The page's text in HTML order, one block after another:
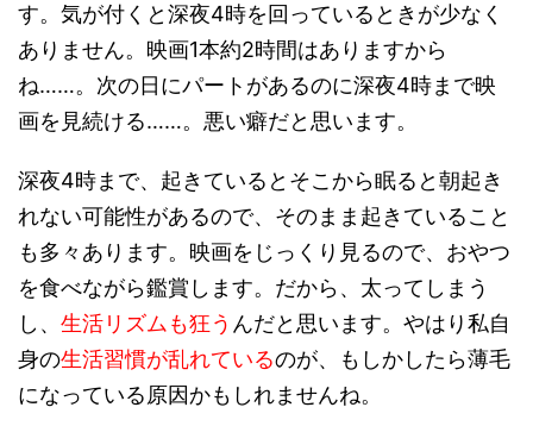
す。気が付くと深夜4時を回っているときが少なく
ありません。映画1本約2時間はありますから
ね……。次の日にパートがあるのに深夜4時まで映
画を見続ける……。悪い癖だと思います。
深夜4時まで、起きているとそこから眠ると朝起き
れない可能性があるので、そのまま起きていること
も多々あります。映画をじっくり見るので、おやつ
を食べながら鑑賞します。だから、太ってしまう
し、 生活リズムも狂う んだと思います。やはり私自
身の生活習慣が乱れているのが、もしかしたら薄毛
になっている原因かもしれませんね。